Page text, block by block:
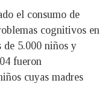
el consumo de
cognitivos en
5.000 niños y
fueron
cuyas madres